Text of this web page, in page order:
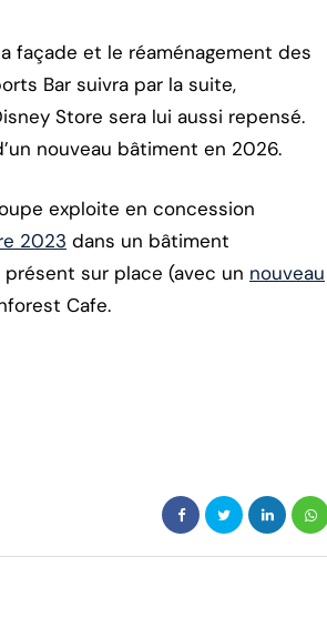
façade et le réaménagement des
Bar suivra par la suite,
Store sera lui aussi repensé.
nouveau bâtiment en 2026.
exploite en concession
2023 dans un bâtiment
sur place (avec un nouveau
Cafe.